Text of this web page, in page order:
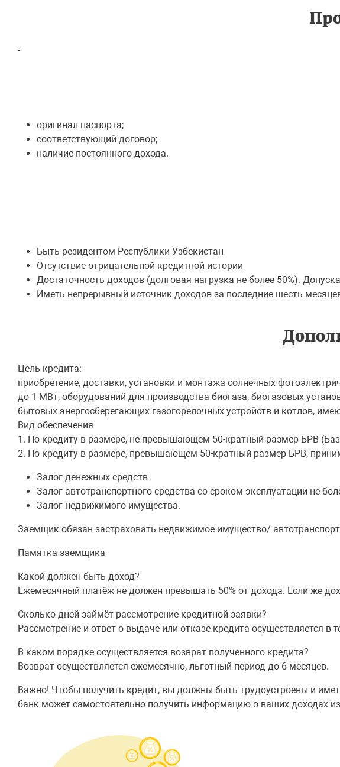
-
оригинал паспорта;
соответствующий договор;
наличие постоянного дохода.
Быть резидентом Республики Узбекистан
Отсутствие отрицательной кредитной истории
Достаточность доходов (долговая нагрузка не более 50%).
Иметь непрерывный источник доходов за последние шесть
Цель кредита:
приобретение, доставки, установки и монтажа солнечных
до 1 МВт, оборудований для производства биогаза, биогазовых
бытовых энергосберегающих газогорелочных устройств и котлов,
Вид обеспечения
1. По кредиту в размере, не превышающем 50-кратный размер БРВ
2. По кредиту в размере, превышающем 50-кратный размер БРВ,
Залог денежных средств
Залог автотранспортного средства со сроком эксплуатации не
Залог недвижимого имущества.
Заемщик обязан застраховать недвижимое имущество/
Памятка заемщика
Какой должен быть доход?
Ежемесячный платёж не должен превышать 50% от дохода. Если же
Сколько дней займёт рассмотрение кредитной заявки?
Рассмотрение и ответ о выдаче или отказе кредита осуществляется в
В каком порядке осуществляется возврат полученного кредита?
Возврат осуществляется ежемесячно, льготный период до 6 месяцев.
Важно! Чтобы получить кредит, вы должны быть трудоустроены и
банк может самостоятельно получить информацию о ваших доходах